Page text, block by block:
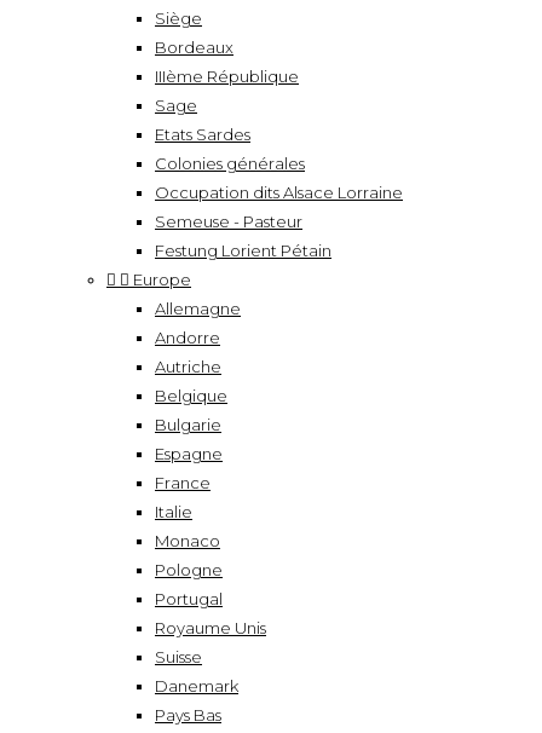
Siège
Bordeaux
IIIème République
Sage
Etats Sardes
Colonies générales
Occupation dits Alsace Lorraine
Semeuse - Pasteur
Festung Lorient Pétain
  Europe
Allemagne
Andorre
Autriche
Belgique
Bulgarie
Espagne
France
Italie
Monaco
Pologne
Portugal
Royaume Unis
Suisse
Danemark
Pays Bas